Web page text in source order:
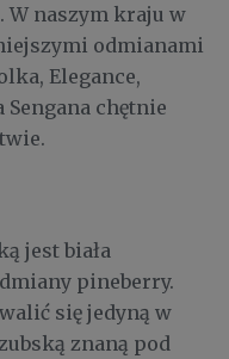
W naszym kraju w
odmianami
Elegance,
Sengana chętnie
jest biała
pineberry.
się jedyną w
znaną pod